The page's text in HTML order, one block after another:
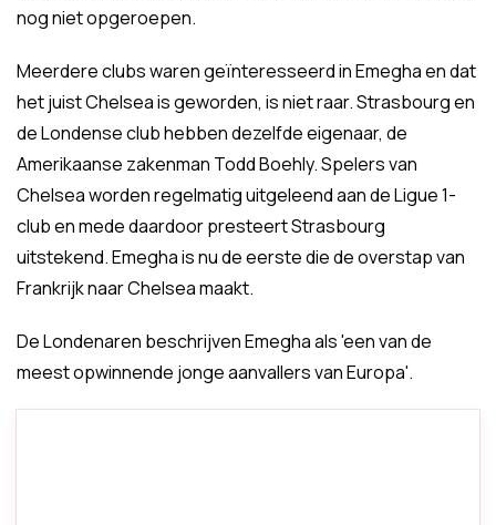
nog niet opgeroepen.
Meerdere clubs waren geïnteresseerd in Emegha en dat
het juist Chelsea is geworden, is niet raar. Strasbourg en
de Londense club hebben dezelfde eigenaar, de
Amerikaanse zakenman Todd Boehly. Spelers van
Chelsea worden regelmatig uitgeleend aan de Ligue 1-
club en mede daardoor presteert Strasbourg
uitstekend. Emegha is nu de eerste die de overstap van
Frankrijk naar Chelsea maakt.
De Londenaren beschrijven Emegha als 'een van de
meest opwinnende jonge aanvallers van Europa'.